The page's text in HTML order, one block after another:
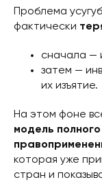
Проблема
фактически
сначала —
затем —
их изъятие.
На этом фоне
модель
которая уже
стран и